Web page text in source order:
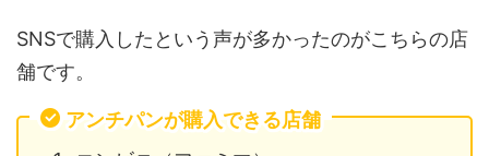
SNSで購入したという声が多かったのがこちらの店
舗です。
アンチパンが購入できる店舗